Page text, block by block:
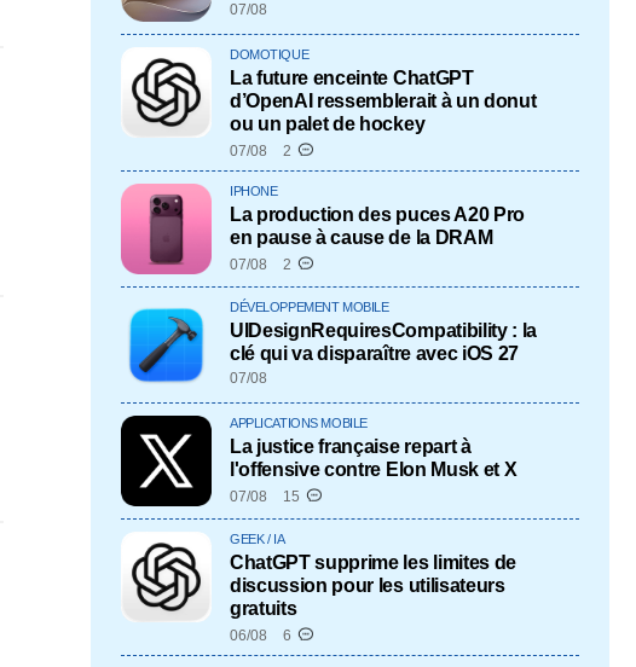
07/08
DOMOTIQUE
La future enceinte ChatGPT
d’OpenAI ressemblerait à un donut
ou un palet de hockey
07/08 2
IPHONE
La production des puces A20 Pro
en pause à cause de la DRAM
07/08 2
DÉVELOPPEMENT MOBILE
UIDesignRequiresCompatibility : la
clé qui va disparaître avec iOS 27
07/08
APPLICATIONS MOBILE
La justice française repart à
l'offensive contre Elon Musk et X
07/08 15
GEEK / IA
ChatGPT supprime les limites de
discussion pour les utilisateurs
gratuits
06/08 6